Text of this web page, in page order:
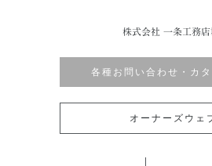
株式会社 一条工務店
各種お問い合わせ・カ
オーナーズウェ